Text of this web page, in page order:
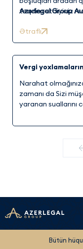
təqdim etdiyiniz
deyil, sahibkar kimi
Azərlegal Group
Ətraflı
Vergi
Narahat
zamanı da Sizi
yaranan suallarını
Bütün